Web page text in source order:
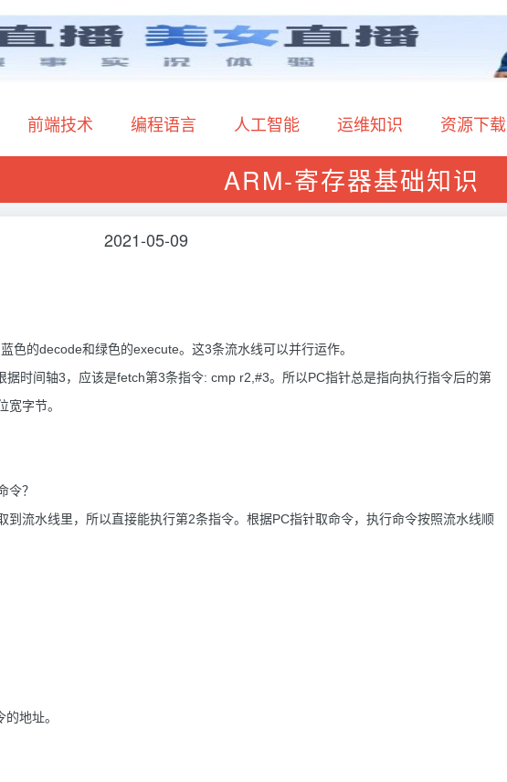
前端技术 编程语言 人工智能 运维知识 资源下载
ARM-寄存器基础知识
2021-05-09
色的decode和绿色的execute。这3条流水线可以并行运作。
时间轴3，应该是fetch第3条指令: cmp r2,#3。所以PC指针总是指向执行指令后的第
宽字节。
令？
到流水线里，所以直接能执行第2条指令。根据PC指针取命令，执行命令按照流水线顺
地址。